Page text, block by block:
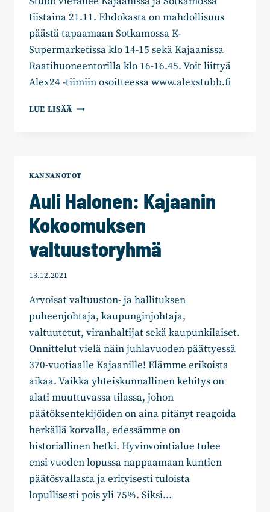
tiistaina 21.11. Ehdokasta on mahdollisuus
päästä tapaamaan Sotkamossa K-
Supermarketissa klo 14-15 sekä Kajaanissa
Raatihuoneentorilla klo 16-16.45. Voit liittyä
Alex24 -tiimiin osoitteessa www.alexstubb.fi
LUE LISÄÄ ALEXANDER
KANNANOTOT
Auli Halonen: Kajaanin
Kokoomuksen
valtuustoryhmä
13.12.2021
Arvoisat valtuuston- ja hallituksen
puheenjohtaja, kaupunginjohtaja,
valtuutetut, viranhaltijat sekä kaupunkilaiset.
Onnittelut vielä näin juhlavuoden päättyessä
370-vuotiaalle Kajaanille! Elämme erikoista
aikaa. Vaikka yhteiskunnallinen kehitys on
alati muuttuvassa tilassa, johon
päätöksentekijöiden on aina pitänyt reagoida
herkällä korvalla, edessämme on
historiallinen hetki. Hyvinvointialue tulee
ensi vuoden lopussa nappaamaan kuntien
päätösvallasta ja erityisesti tuloista
lopullisesti pois yli 75%. Siksi…